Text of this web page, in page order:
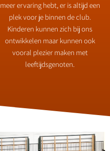
meer ervaring hebt, er is altijd een
plek voor je binnen de club.
Kinderen kunnen zich bij ons
ontwikkelen maar kunnen ook
vooral plezier maken met
leeftijdsgenoten.